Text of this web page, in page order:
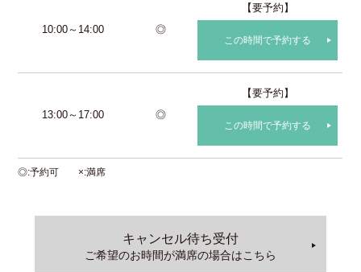
10:00～14:00 ◎
【要予約】
この時間で予約する
13:00～17:00 ◎
【要予約】
この時間で予約する
◎ 予約可 × 満席
キャンセル待ち受付
ご希望のお時間が満席の場合はこちら